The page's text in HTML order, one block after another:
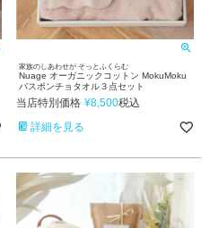
家族のしあわせが そっとふくらむ
Nuage オーガニックコットン MokuMoku
バスポンチョタオル３点セット
当店特別価格 ¥8,500税込
詳細を見る